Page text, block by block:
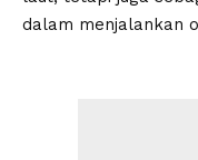
dalam menjalankan